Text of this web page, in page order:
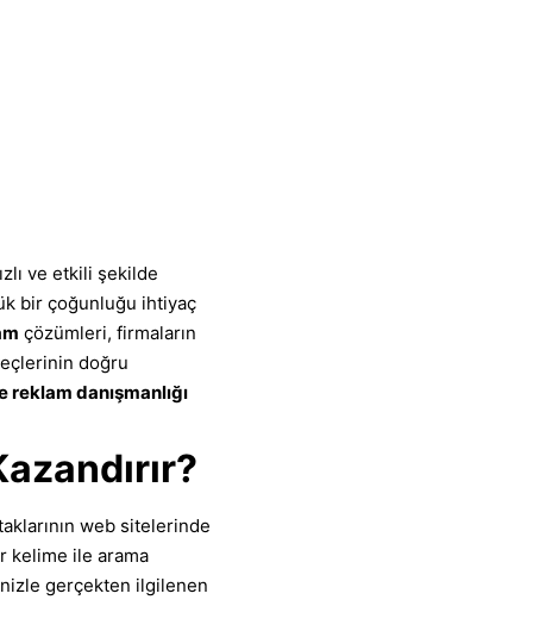
ve etkili şekilde
bir çoğunluğu ihtiyaç
çözümleri, firmaların
doğru
reklam danışmanlığı
web sitelerinde
kelime ile arama
gerçekten ilgilenen